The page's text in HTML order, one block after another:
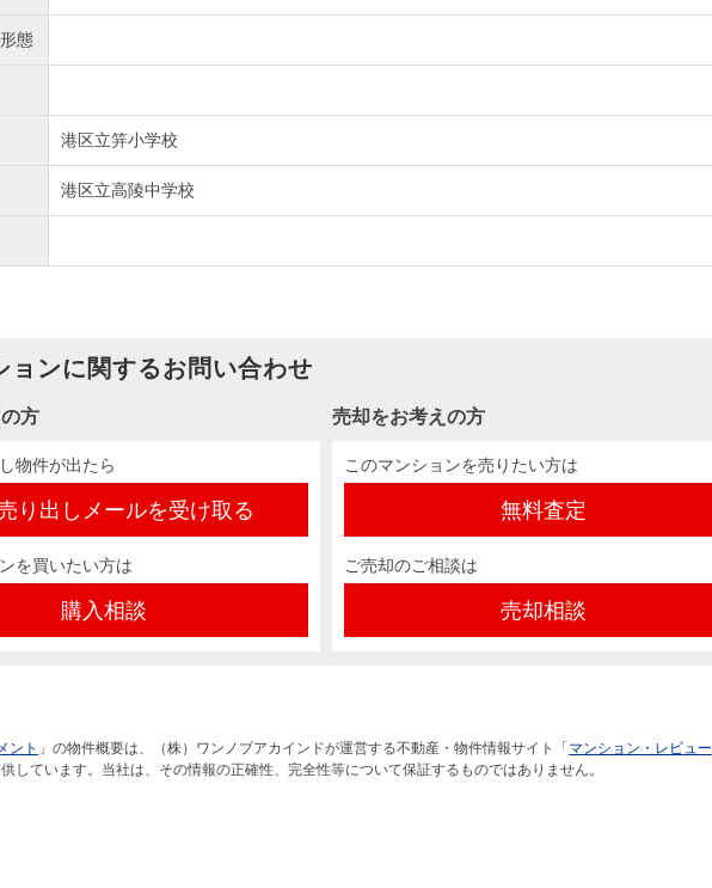
態
港区立笄小学校
港区立高陵中学校
ョンに関するお問い合わせ
方
物件が出たら
り出しメールを受け取る
を買いたい方は
購入相談
売却をお考えの方
このマンションを売りたい方は
無料査定
ご売却のご相談は
売却相談
ント 」の物件概要は、（株）ワンノブアカインドが運営する不動産・物件情報サイト「 マンション・レビュー
しています。当社は、その情報の正確性、完全性等について保証するものではありません。